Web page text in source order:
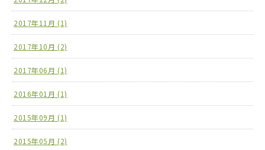
2017年11月 (1)
2017年10月 (2)
2017年06月 (1)
2016年01月 (1)
2015年09月 (1)
2015年05月 (2)